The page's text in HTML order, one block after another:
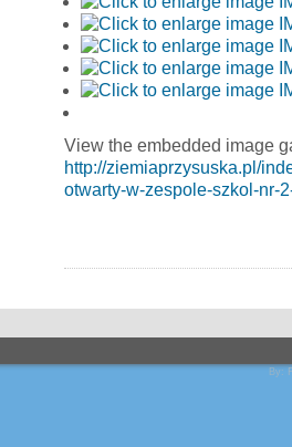
View the embedded image
http://ziemiaprzysuska.pl/
otwarty-w-zespole-szkol-nr-
By: